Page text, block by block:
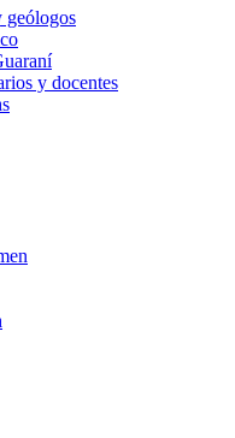
geólogos
y docentes